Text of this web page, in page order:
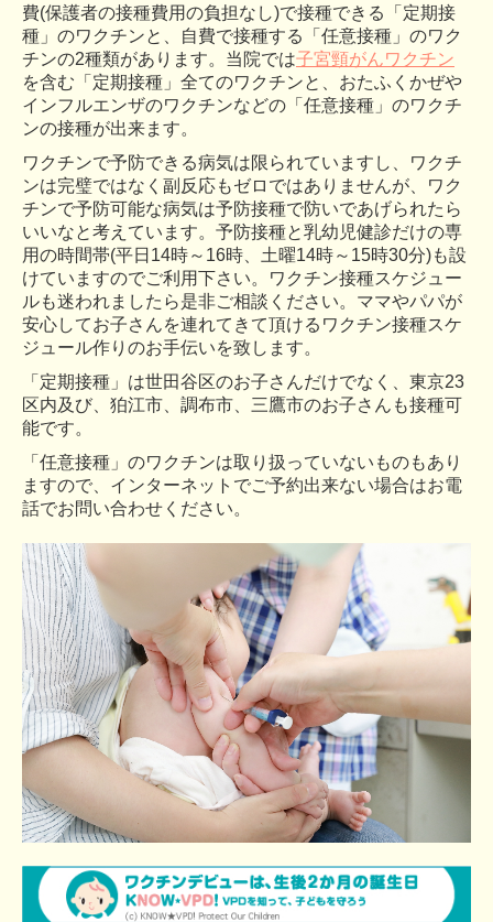
費(保護者の接種費用の負担なし)で接種できる「定期接
種」のワクチンと、自費で接種する「任意接種」のワク
チンの2種類があります。当院では子宮頸がんワクチン
を含む「定期接種」全てのワクチンと、おたふくかぜや
インフルエンザのワクチンなどの「任意接種」のワクチ
ンの接種が出来ます。
ワクチンで予防できる病気は限られていますし、ワクチ
ンは完璧ではなく副反応もゼロではありませんが、ワク
チンで予防可能な病気は予防接種で防いであげられたら
いいなと考えています。予防接種と乳幼児健診だけの専
用の時間帯(平日14時～16時、土曜14時～15時30分)も設
けていますのでご利用下さい。ワクチン接種スケジュー
ルも迷われましたら是非ご相談ください。ママやパパが
安心してお子さんを連れてきて頂けるワクチン接種スケ
ジュール作りのお手伝いを致します。
「定期接種」は世田谷区のお子さんだけでなく、東京23
区内及び、狛江市、調布市、三鷹市のお子さんも接種可
能です。
「任意接種」のワクチンは取り扱っていないものもあり
ますので、インターネットでご予約出来ない場合はお電
話でお問い合わせください。